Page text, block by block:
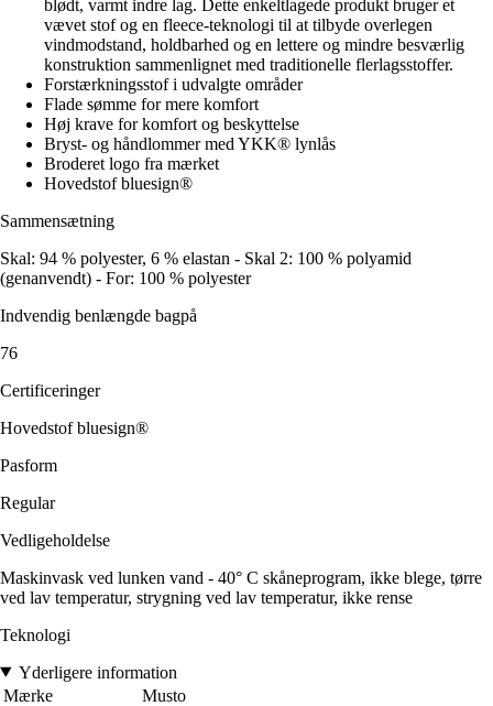
blødt, varmt indre lag. Dette enkeltlagede produkt bruger et
vævet stof og en fleece-teknologi til at tilbyde overlegen
vindmodstand, holdbarhed og en lettere og mindre besværlig
konstruktion sammenlignet med traditionelle flerlagsstoffer.
Forstærkningsstof i udvalgte områder
Flade sømme for mere komfort
Høj krave for komfort og beskyttelse
Bryst- og håndlommer med YKK® lynlås
Broderet logo fra mærket
Hovedstof bluesign®
Sammensætning
Skal: 94 % polyester, 6 % elastan - Skal 2: 100 % polyamid
(genanvendt) - For: 100 % polyester
Indvendig benlængde bagpå
76
Certificeringer
Hovedstof bluesign®
Pasform
Regular
Vedligeholdelse
Maskinvask ved lunken vand - 40° C skåneprogram, ikke blege, tørre
ved lav temperatur, strygning ved lav temperatur, ikke rense
Teknologi
Yderligere information
Mærke
Musto